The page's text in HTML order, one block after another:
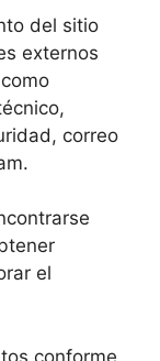
del sitio
externos
correo
el
conforme